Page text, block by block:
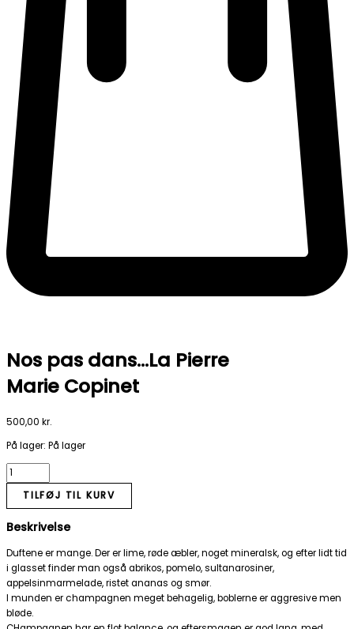
Nos pas dans…La Pierre
Marie Copinet
500,00 kr.
På lager: På lager
TILFØJ TIL KURV
Beskrivelse
Duftene er mange. Der er lime, røde æbler, noget mineralsk, og efter lidt tid
i glasset finder man også abrikos, pomelo, sultanarosiner,
appelsinmarmelade, ristet ananas og smør.
I munden er champagnen meget behagelig, boblerne er aggresive men
bløde.